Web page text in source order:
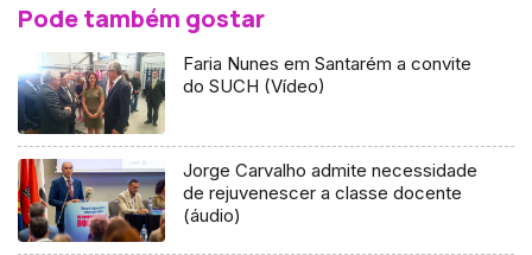
Pode também gostar
Faria Nunes em Santarém a convite
do SUCH (Vídeo)
Jorge Carvalho admite necessidade
de rejuvenescer a classe docente
(áudio)